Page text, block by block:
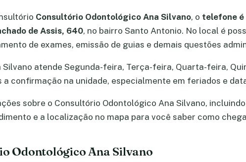
Consultório Odontológico Ana Silvano, o telefone
de Assis, 640, no bairro Santo Antonio. No local é
de exames, emissão de guias e demais questões
Silvano atende Segunda-feira, Terça-feira, Quarta-feira,
a confirmação na unidade, especialmente em feriados e
sobre o Consultório Odontológico Ana Silvano,
e a localização no mapa para você saber como
Odontológico Ana Silvano